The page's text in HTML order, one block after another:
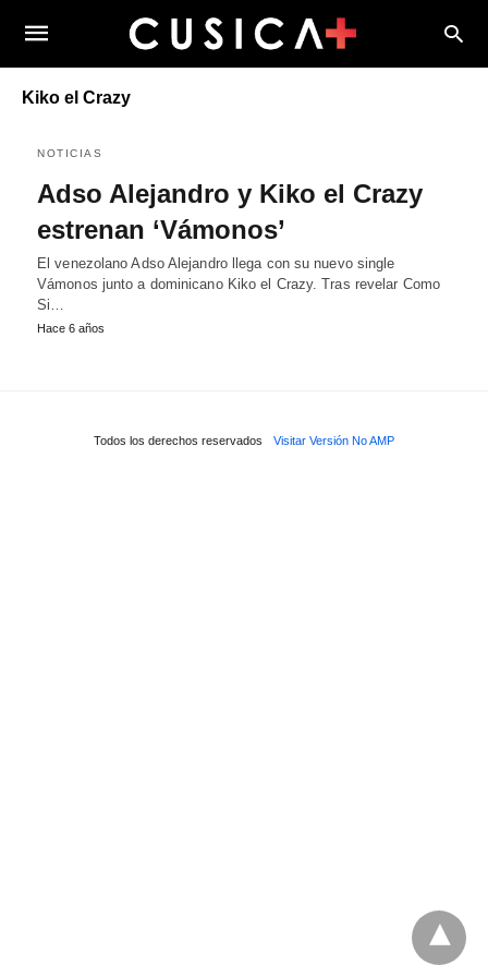
Kiko el Crazy
NOTICIAS
Adso Alejandro y Kiko el Crazy
estrenan ‘Vámonos’
El venezolano Adso Alejandro llega con su nuevo single
Vámonos junto a dominicano Kiko el Crazy. Tras revelar Como
Si…
Hace 6 años
Todos los derechos reservados Visitar Versión No AMP